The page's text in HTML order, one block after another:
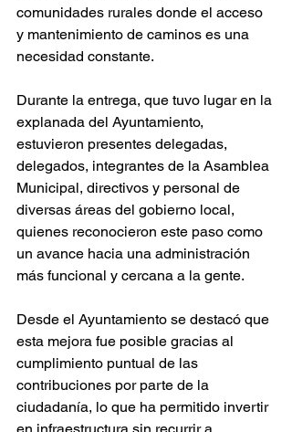
comunidades rurales donde el acceso
y mantenimiento de caminos es una
necesidad constante.
Durante la entrega, que tuvo lugar en la
explanada del Ayuntamiento,
estuvieron presentes delegadas,
delegados, integrantes de la Asamblea
Municipal, directivos y personal de
diversas áreas del gobierno local,
quienes reconocieron este paso como
un avance hacia una administración
más funcional y cercana a la gente.
Desde el Ayuntamiento se destacó que
esta mejora fue posible gracias al
cumplimiento puntual de las
contribuciones por parte de la
ciudadanía, lo que ha permitido invertir